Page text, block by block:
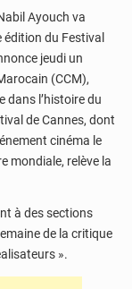
Ayouch va
édition du Festival
jeudi un
(CCM),
dans l’histoire du
de Cannes, dont
cinéma le
mondiale, relève la
à des sections
de la critique
».